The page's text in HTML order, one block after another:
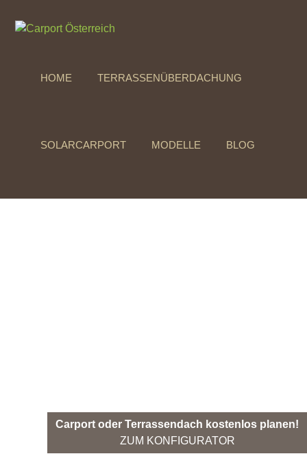
HOME TERRASSENÜBERDACHUNG
SOLARCARPORT MODELLE BLOG
Carport oder Terrassendach kostenlos planen!
ZUM KONFIGURATOR